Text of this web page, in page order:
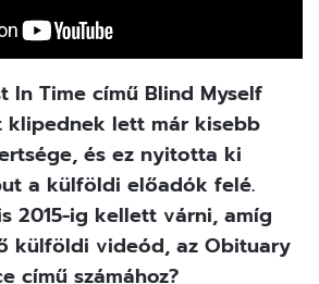
In Time című Blind Myself
klipednek lett már kisebb
és ez nyitotta ki
a külföldi előadók felé.
2015-ig kellett várni, amíg
külföldi videód, az Obituary
című számához?